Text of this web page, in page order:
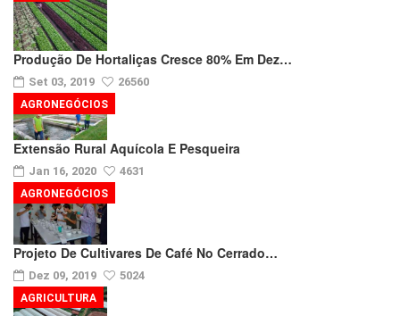
Produção De Hortaliças Cresce 80% Em Dez…
Set 03, 2019 26560
Extensão Rural Aquícola E Pesqueira
Jan 16, 2020 4631
AGRONEGÓCIOS
Projeto De Cultivares De Café No Cerrado…
Dez 09, 2019 5024
AGRONEGÓCIOS
AGRICULTURA